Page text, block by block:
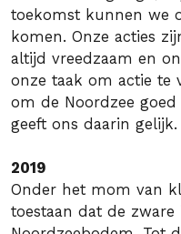
toekomst kunnen we
komen. Onze acties
altijd vreedzaam en
onze taak om actie te
om de Noordzee
geeft ons daarin gelijk.
2019
Onder het mom van
toestaan dat de zware